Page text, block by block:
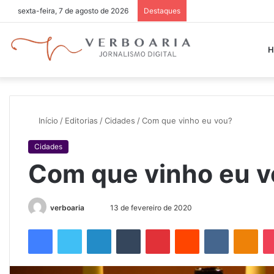
sexta-feira, 7 de agosto de 2026 Destaques
Início / Editorias /Cidades /Com que vinho eu vou?
Cidades
Com que vinho eu
verboaria
d
e
13 de fevereiro de 2020